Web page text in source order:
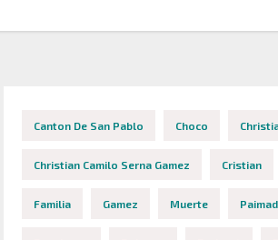
Canton De San Pablo Choco
Christian Camilo Serna Gamez Cristian
Familia Gamez Muerte